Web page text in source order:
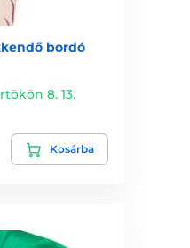
bordó
8. 13.
Kosárba